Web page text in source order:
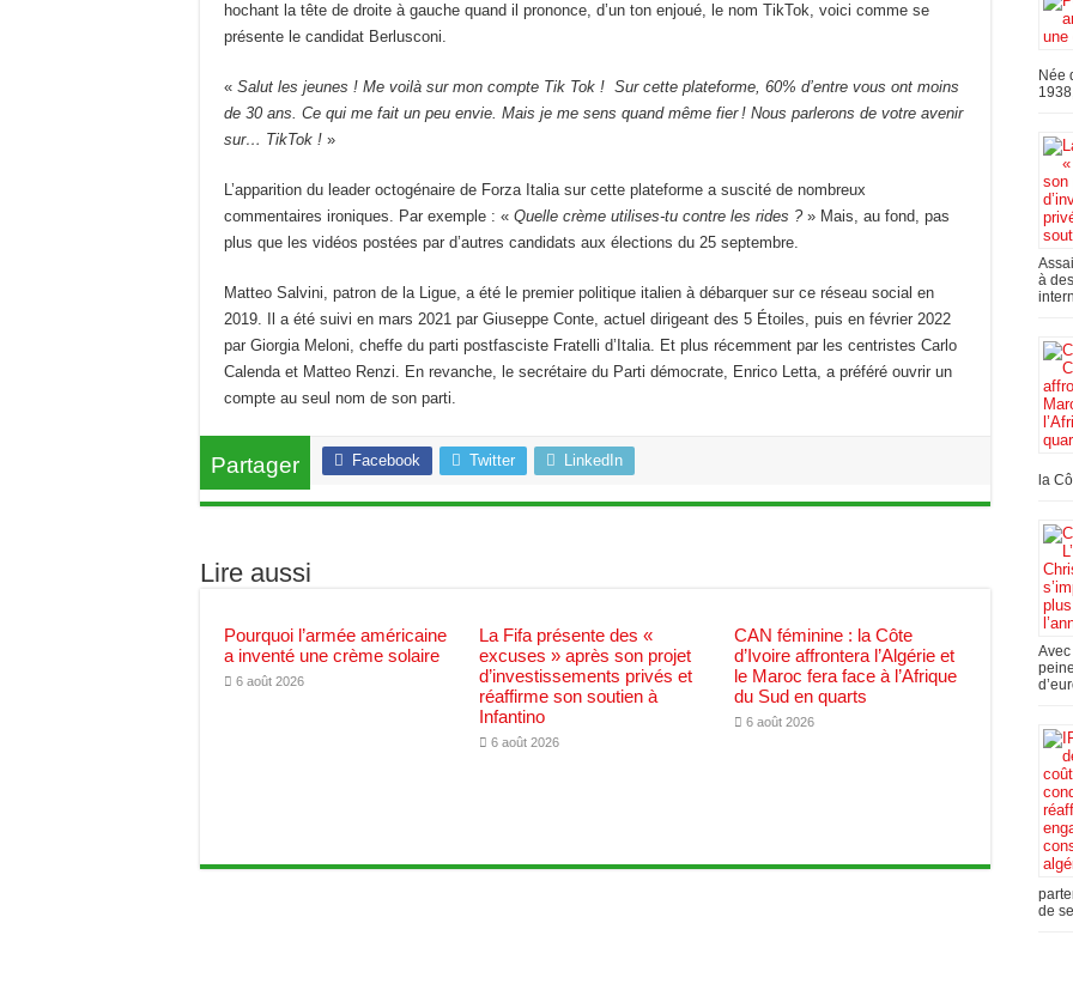
hochant la tête de droite à gauche quand il prononce, d’un ton enjoué, le nom TikTok, voici comme se
présente le candidat Berlusconi.
« Salut les jeunes ! Me voilà sur mon compte Tik Tok ! Sur cette plateforme, 60% d’entre vous ont moins
de 30 ans. Ce qui me fait un peu envie. Mais je me sens quand même fier ! Nous parlerons de votre avenir
sur… TikTok ! »
L’apparition du leader octogénaire de Forza Italia sur cette plateforme a suscité de nombreux
commentaires ironiques. Par exemple : « Quelle crème utilises-tu contre les rides ?» Mais, au fond, pas
plus que les vidéos postées par d’autres candidats aux élections du 25 septembre.
Matteo Salvini, patron de la Ligue, a été le premier politique italien à débarquer sur ce réseau social en
2019. Il a été suivi en mars 2021 par Giuseppe Conte, actuel dirigeant des 5 Étoiles, puis en février 2022
par Giorgia Meloni, cheffe du parti postfasciste Fratelli d’Italia. Et plus récemment par les centristes Carlo
Calenda et Matteo Renzi. En revanche, le secrétaire du Parti démocrate, Enrico Letta, a préféré ouvrir un
compte au seul nom de son parti.
Partager Facebook Twitter LinkedIn
Lire aussi
Pourquoi l’armée américaine
a inventé une crème solaire
6 août 2026
La Fifa présente des «
excuses » après son projet
d’investissements privés et
réaffirme son soutien à
Infantino
6 août 2026
CAN féminine : la Côte
d’Ivoire affrontera l’Algérie et
le Maroc fera face à l’Afrique
du Sud en quarts
6 août 2026
Née
à
la
de